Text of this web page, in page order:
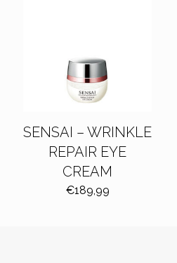
SENSAI – WRINKLE
REPAIR EYE
CREAM
€189,99